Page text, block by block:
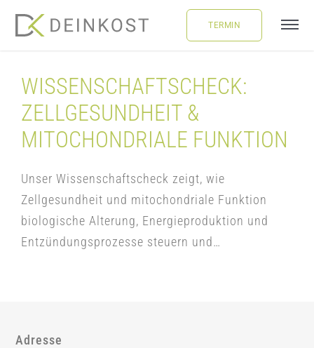
LEISTUNGEN
BLOG
TERMIN
WISSENSCHAFTSCHECK:
ZELLGESUNDHEIT &
MITOCHONDRIALE FUNKTION
Unser Wissenschaftscheck zeigt, wie
Zellgesundheit und mitochondriale Funktion
biologische Alterung, Energieproduktion und
Entzündungsprozesse steuern und…
Adresse